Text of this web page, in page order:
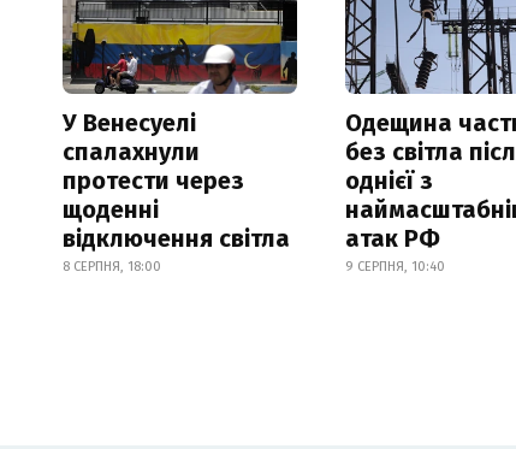
У Венесуелі
спалахнули
протести через
щоденні
відключення світла
8 СЕРПНЯ, 18:00
Одещина
без світла
однієї з
атак РФ
9 СЕРПНЯ, 10:40